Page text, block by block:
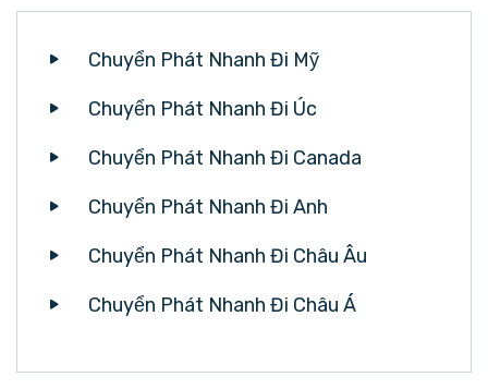
Chuyển Phát Nhanh Đi Mỹ
Chuyển Phát Nhanh Đi Úc
Chuyển Phát Nhanh Đi Canada
Chuyển Phát Nhanh Đi Anh
Chuyển Phát Nhanh Đi Châu Âu
Chuyển Phát Nhanh Đi Châu Á